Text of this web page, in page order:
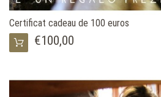
Certificat cadeau de 100 euros
€100,00